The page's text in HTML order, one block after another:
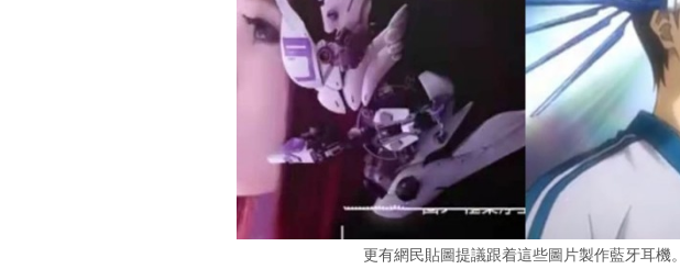
更有網民貼圖提議跟着這些圖片製作藍牙耳機。